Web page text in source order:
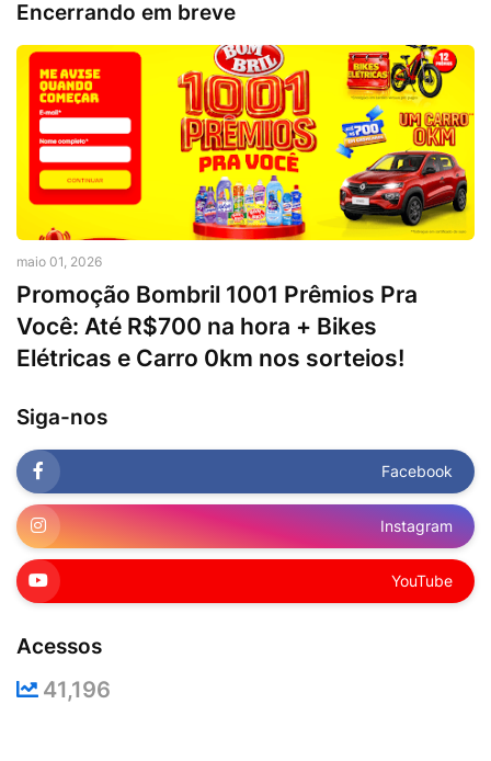
Encerrando em breve
maio 01, 2026
Promoção Bombril 1001 Prêmios Pra
Você: Até R$700 na hora + Bikes
Elétricas e Carro 0km nos sorteios!
Siga-nos
Facebook
Instagram
YouTube
Acessos
41,196